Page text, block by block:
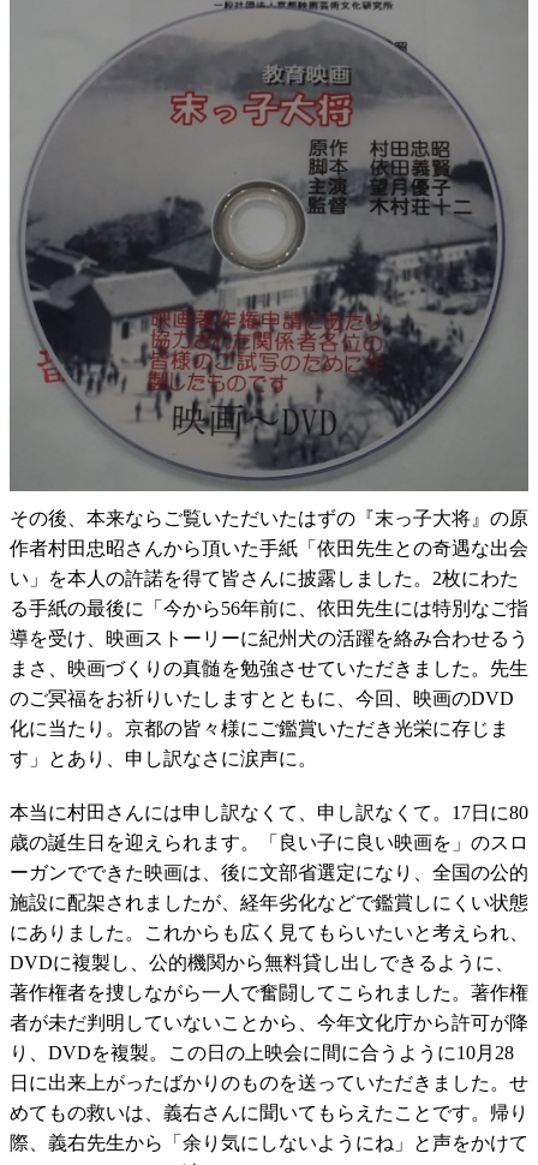
その後、本来ならご覧いただいたはずの『末っ子大将』の原
作者村田忠昭さんから頂いた手紙「依田先生との奇遇な出会
い」を本人の許諾を得て皆さんに披露しました。2枚にわた
る手紙の最後に「今から56年前に、依田先生には特別なご指
導を受け、映画ストーリーに紀州犬の活躍を絡み合わせるう
まさ、映画づくりの真髄を勉強させていただきました。先生
のご冥福をお祈りいたしますとともに、今回、映画のDVD
化に当たり。京都の皆々様にご鑑賞いただき光栄に存じま
す」とあり、申し訳なさに涙声に。
本当に村田さんには申し訳なくて、申し訳なくて。17日に80
歳の誕生日を迎えられます。「良い子に良い映画を」のスロ
ーガンでできた映画は、後に文部省選定になり、全国の公的
施設に配架されましたが、経年劣化などで鑑賞しにくい状態
にありました。これからも広く見てもらいたいと考えられ、
DVDに複製し、公的機関から無料貸し出しできるように、
著作権者を捜しながら一人で奮闘してこられました。著作権
者が未だ判明していないことから、今年文化庁から許可が降
り、DVDを複製。この日の上映会に間に合うように10月28
日に出来上がったばかりのものを送っていただきました。せ
めてもの救いは、義右さんに聞いてもらえたことです。帰り
際、義右先生から「余り気にしないようにね」と声をかけて